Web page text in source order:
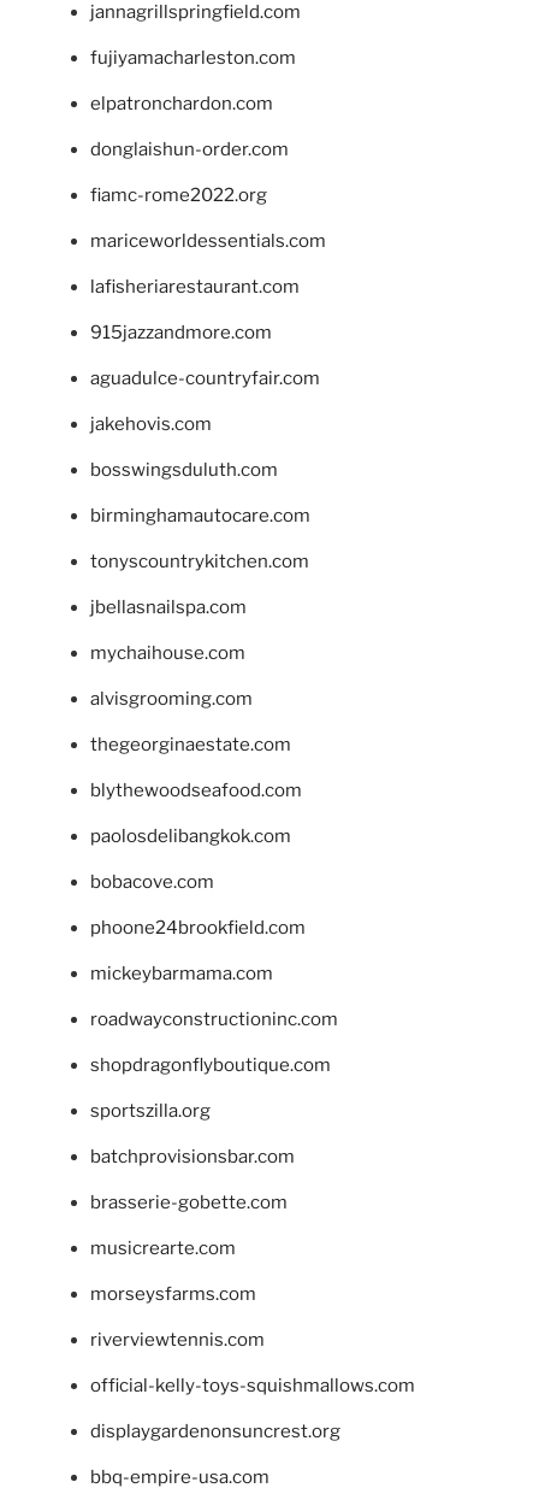
jannagrillspringfield.com
fujiyamacharleston.com
elpatronchardon.com
donglaishun-order.com
fiamc-rome2022.org
mariceworldessentials.com
lafisheriarestaurant.com
915jazzandmore.com
aguadulce-countryfair.com
jakehovis.com
bosswingsduluth.com
birminghamautocare.com
tonyscountrykitchen.com
jbellasnailspa.com
mychaihouse.com
alvisgrooming.com
thegeorginaestate.com
blythewoodseafood.com
paolosdelibangkok.com
bobacove.com
phoone24brookfield.com
mickeybarmama.com
roadwayconstructioninc.com
shopdragonflyboutique.com
sportszilla.org
batchprovisionsbar.com
brasserie-gobette.com
musicrearte.com
morseysfarms.com
riverviewtennis.com
official-kelly-toys-squishmallows.com
displaygardenonsuncrest.org
bbq-empire-usa.com